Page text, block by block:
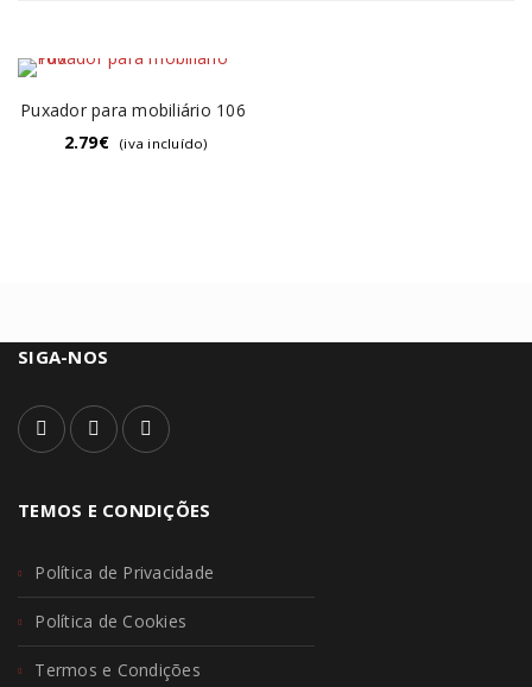
Puxador para mobiliário 106
2.79€ (iva incluído)
SIGA-NOS
TEMOS E CONDIÇÕES
Política de Privacidade
Política de Cookies
Termos e Condições